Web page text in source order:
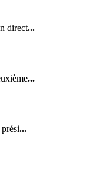
direct...
...
...